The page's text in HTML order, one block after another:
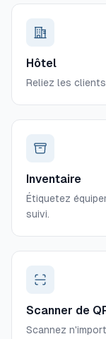
Hôtel
Reliez les
Inventaire
Étiquetez
suivi.
Scanner de
Scannez